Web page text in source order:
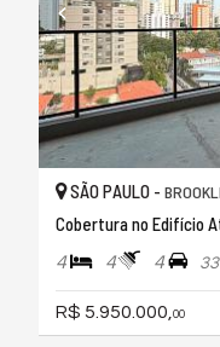
SÃO PAULO -
Cobertura no Edifício
4 4 4
R$ 5.950.000, 00